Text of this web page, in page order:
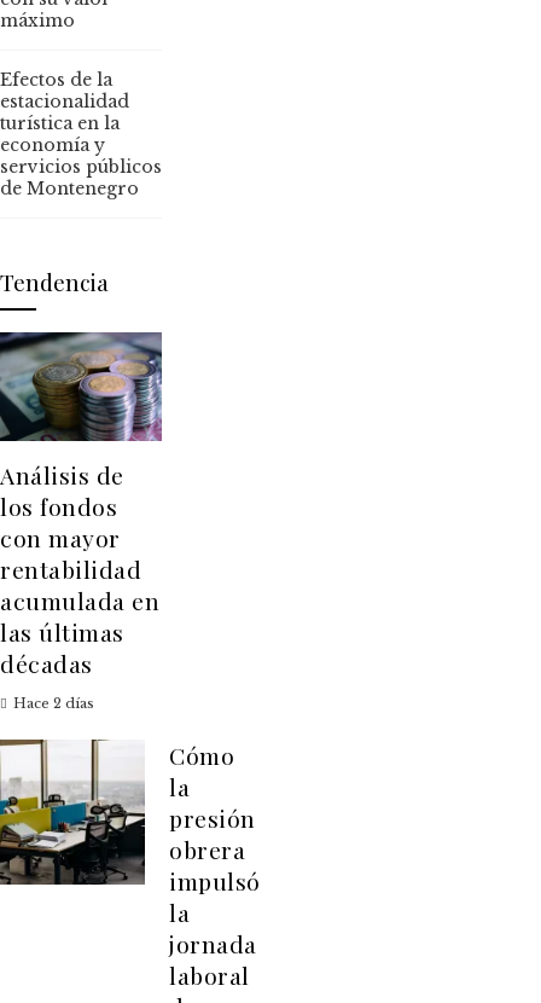
máximo
Efectos de la
estacionalidad
turística en la
economía y
servicios públicos
de Montenegro
Tendencia
Análisis de
los fondos
con mayor
rentabilidad
acumulada en
las últimas
décadas
Hace 2 días
Cómo
la
presión
obrera
impulsó
la
jornada
laboral